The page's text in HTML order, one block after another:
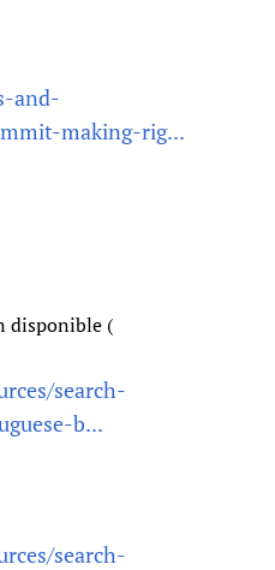
and-
making-rig...
disponible (
search-
b...
search-